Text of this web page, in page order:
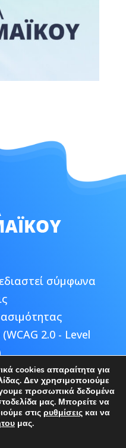
σύμφωνα
2.0 - Level
Θερμαϊκού |
cookies απαραίτητα για
Δεν χρησιμοποιούμε
προσωπικά δεδομένα
μας. Μπορείτε να
στις ρυθμίσεις και να
μας.
banner για το GDPR